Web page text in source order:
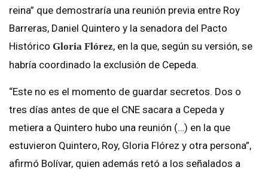
reina” que demostraría una reunión previa entre Roy
Barreras, Daniel Quintero y la senadora del Pacto
Histórico Gloria Flórez, en la que, según su versión, se
habría coordinado la exclusión de Cepeda.
“Este no es el momento de guardar secretos. Dos o
tres días antes de que el CNE sacara a Cepeda y
metiera a Quintero hubo una reunión (…) en la que
estuvieron Quintero, Roy, Gloria Flórez y otra persona”,
afirmó Bolívar, quien además retó a los señalados a